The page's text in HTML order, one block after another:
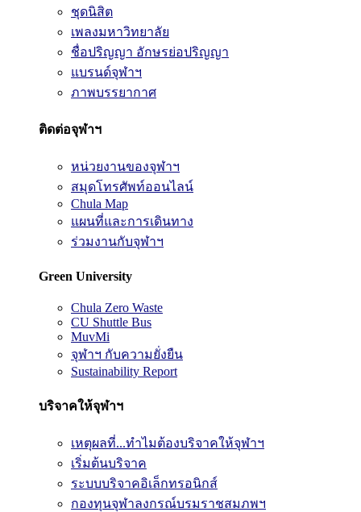
ชุดนิสิต
เพลงมหาวิทยาลัย
ชื่อปริญญา อักษรย่อปริญญา
แบรนด์จุฬาฯ
ภาพบรรยากาศ
ติดต่อจุฬาฯ
หน่วยงานของจุฬาฯ
สมุดโทรศัพท์ออนไลน์
Chula Map
แผนที่และการเดินทาง
ร่วมงานกับจุฬาฯ
Green University
Chula Zero Waste
CU Shuttle Bus
MuvMi
จุฬาฯ กับความยั่งยืน
Sustainability Report
บริจาคให้จุฬาฯ
เหตุผลที่...ทำไมต้องบริจาคให้จุฬาฯ
เริ่มต้นบริจาค
ระบบบริจาคอิเล็กทรอนิกส์
กองทุนจุฬาลงกรณ์บรมราชสมภพฯ